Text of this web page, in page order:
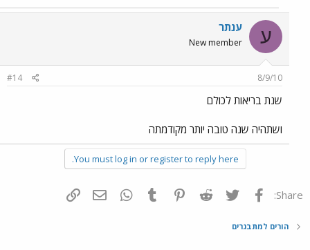
ע ענתר
New member
8/9/10
#14
שנת בריאות לכולם
ושתהיה שנה טובה יותר מקודמתה
You must log in or register to reply here.
Share: פייסבוק Twitter
Reddit
Pinterest
Tumblr
WhatsAppדואר אלקטרוני
הורים למתבגרים